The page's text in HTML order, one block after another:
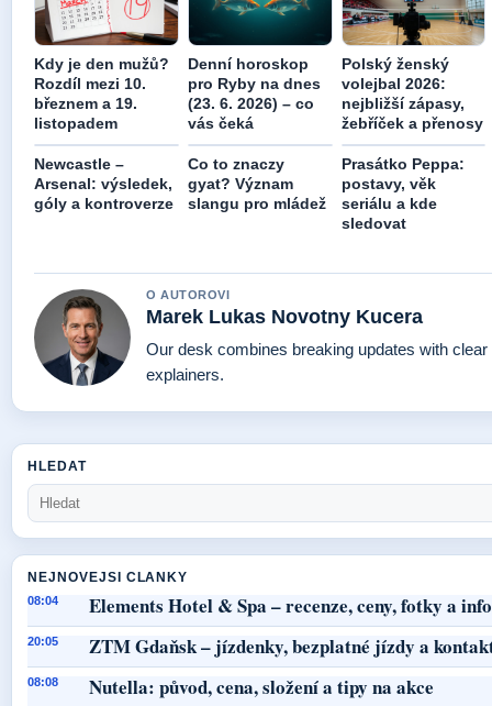
Kdy je den mužů?
Rozdíl mezi 10.
březnem a 19.
listopadem
Denní horoskop
pro Ryby na dnes
(23. 6. 2026) – co
vás čeká
Polský ženský
volejbal 2026:
nejbližší zápasy,
žebříček a přenosy
Newcastle –
Arsenal: výsledek,
góly a kontroverze
Co to znaczy
gyat? Význam
slangu pro mládež
Prasátko Peppa:
postavy, věk
seriálu a kde
sledovat
O AUTOROVI
Marek Lukas Novotny Kucera
Our desk combines breaking updates with clear
explainers.
HLEDAT
NEJNOVEJSI CLANKY
08:04 Elements Hotel & Spa – recenze, ceny, fotky a
20:05 ZTM Gdaňsk – jízdenky, bezplatné jízdy a
08:08 Nutella: původ, cena, složení a tipy na akce